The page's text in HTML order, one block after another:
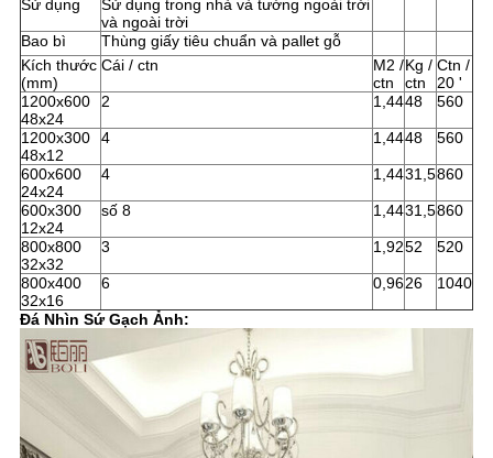
Sử dụng
Sử dụng trong nhà và tường ngoài trời
và ngoài trời
Bao bì
Thùng giấy tiêu chuẩn và pallet gỗ
Kích thước
(mm)
Cái / ctn
M2 /
ctn
Kg /
ctn
Ctn /
20 '
1200x600
48x24
2 1,4448 560
1200x300
48x12
4 1,4448 560
600x600
24x24
4 1,4431,5860
600x300
12x24
số 8 1,4431,5860
800x800
32x32
3 1,9252 520
800x400
32x16
6 0,9626 1040
Đá Nhìn Sứ Gạch Ảnh: